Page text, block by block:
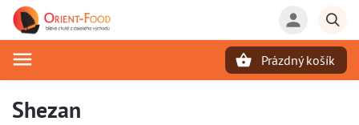
Prázdný košík
Shezan